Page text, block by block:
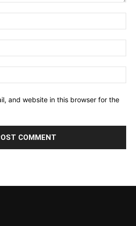
and website in this browser for the